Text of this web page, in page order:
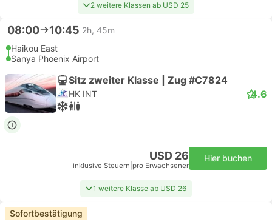
2 weitere Klassen ab USD 25
08:00 10:45 2h, 45m
Haikou East
Sanya Phoenix Airport
Sitz zweiter Klasse | Zug #C7824
HK INT 4.6
USD 26
inklusive Steuern pro Erwachsener
Hier buchen
1 weitere Klasse ab USD 26
Sofortbestätigung